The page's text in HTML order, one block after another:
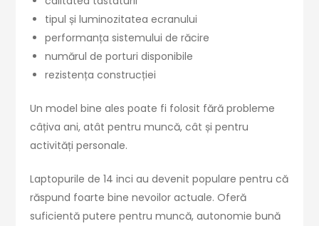
tipul și luminozitatea ecranului
performanța sistemului de răcire
numărul de porturi disponibile
rezistența construcției
Un model bine ales poate fi folosit fără probleme
câțiva ani, atât pentru muncă, cât și pentru
activități personale.
Laptopurile de 14 inci au devenit populare pentru că
răspund foarte bine nevoilor actuale. Oferă
suficientă putere pentru muncă, autonomie bună